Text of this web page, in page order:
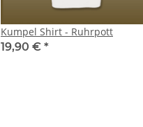
Kumpel Shirt - Ruhrpott
19,90 € *